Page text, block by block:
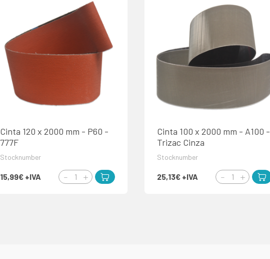
Cinta 120 x 2000 mm - P60 -
777F
Stocknumber
15,99€ +IVA
Cinta 100 x 2000 mm - A100 -
Trizac Cinza
Stocknumber
25,13€ +IVA